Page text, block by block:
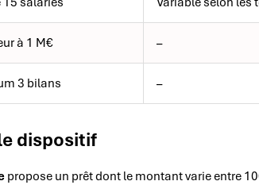
à 1 M€ –
3 bilans –
dispositif
propose un prêt dont le montant varie entre